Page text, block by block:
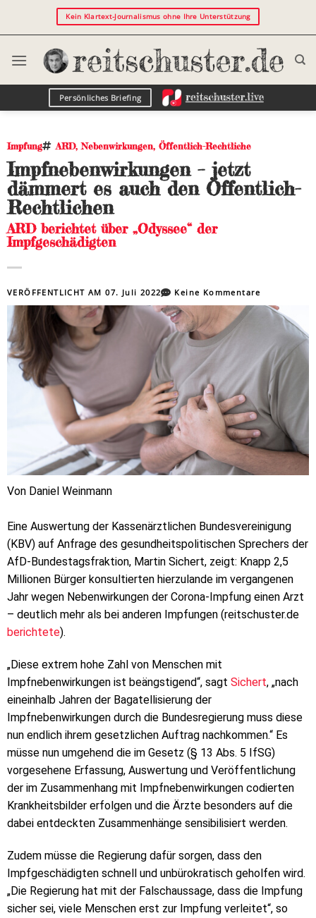
Kein Klartext-Journalismus ohne Ihre Unterstützung
Persönliches Briefing
Impfung ARD,Nebenwirkungen, Öffentlich-Rechtliche
Impfnebenwirkungen – jetzt
dämmert es auch den Öffentlich-
Rechtlichen
ARD berichtet über „Odyssee“ der
Impfgeschädigten
VERÖFFENTLICHT AM07. Juli 2022 Keine Kommentare
Von Daniel Weinmann
Eine Auswertung der Kassenärztlichen Bundesvereinigung
(KBV) auf Anfrage des gesundheitspolitischen Sprechers der
AfD-Bundestagsfraktion, Martin Sichert, zeigt: Knapp 2,5
Millionen Bürger konsultierten hierzulande im vergangenen
Jahr wegen Nebenwirkungen der Corona-Impfung einen Arzt
– deutlich mehr als bei anderen Impfungen (reitschuster.de
berichtete).
„Diese extrem hohe Zahl von Menschen mit
Impfnebenwirkungen ist beängstigend“, sagt Sichert, „nach
eineinhalb Jahren der Bagatellisierung der
Impfnebenwirkungen durch die Bundesregierung muss diese
nun endlich ihrem gesetzlichen Auftrag nachkommen.“ Es
müsse nun umgehend die im Gesetz (§ 13 Abs. 5 IfSG)
vorgesehene Erfassung, Auswertung und Veröffentlichung
der im Zusammenhang mit Impfnebenwirkungen codierten
Krankheitsbilder erfolgen und die Ärzte besonders auf die
dabei entdeckten Zusammenhänge sensibilisiert werden.
Zudem müsse die Regierung dafür sorgen, dass den
Impfgeschädigten schnell und unbürokratisch geholfen wird.
„Die Regierung hat mit der Falschaussage, dass die Impfung
sicher sei, viele Menschen erst zur Impfung verleitet“, so